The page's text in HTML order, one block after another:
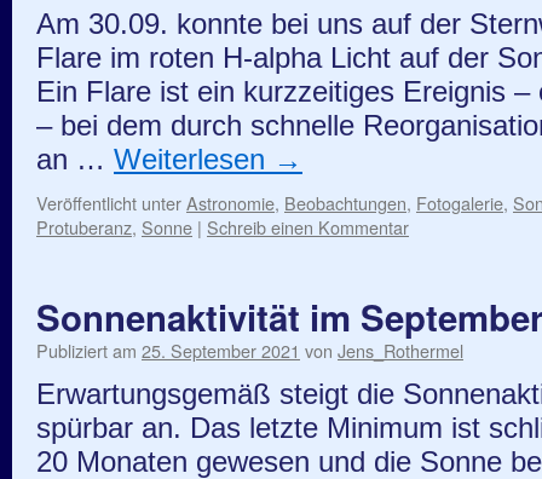
Am 30.09. konnte bei uns auf der
Flare im roten H-alpha Licht auf der
Ein Flare ist ein kurzzeitiges Ereignis
– bei dem durch schnelle
an … Weiterlesen →
Veröffentlicht unterAstronomie, Beobachtungen, Fotogalerie,
Protuberanz, Sonne | Schreib einen Kommentar
Sonnenaktivität im
Publiziert am 25. September 2021 von Jens_Rothermel
Erwartungsgemäß steigt die
spürbar an. Das letzte Minimum ist
20 Monaten gewesen und die Sonne